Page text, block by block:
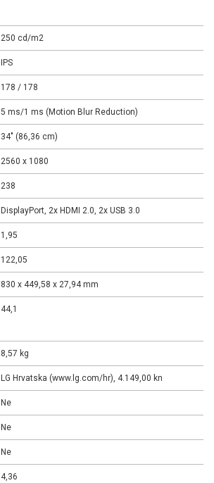
250 cd/m2
IPS
178 / 178
5 ms/1 ms (Motion Blur Reduction)
34" (86,36 cm)
2560 x 1080
238
DisplayPort, 2x HDMI 2.0, 2x USB 3.0
1,95
122,05
830 x 449,58 x 27,94 mm
44,1
8,57 kg
LG Hrvatska (www.lg.com/hr), 4.149,00 kn
Ne
Ne
Ne
4,36